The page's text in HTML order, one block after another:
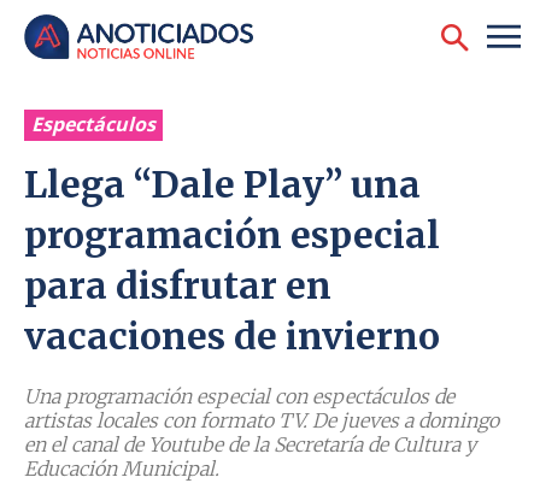
Espectáculos
Llega “Dale Play” una
programación especial
para disfrutar en
vacaciones de invierno
Una programación especial con espectáculos de
artistas locales con formato TV. De jueves a domingo
en el canal de Youtube de la Secretaría de Cultura y
Educación Municipal.